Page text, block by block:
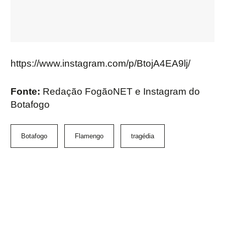
https://www.instagram.com/p/BtojA4EA9lj/
Fonte: Redação FogãoNET e Instagram do
Botafogo
Botafogo Flamengo tragédia